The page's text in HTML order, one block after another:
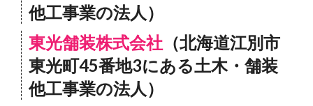
他工事業の法人）
東光舗装株式会社 （北海道江別市
東光町45番地3にある土木・舗装
他工事業の法人）